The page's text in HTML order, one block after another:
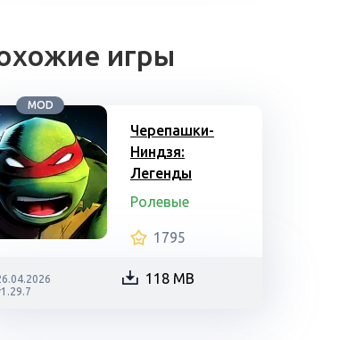
игры
MOD
Черепашки-
Ниндзя:
Легенды
Ролевые
1795
118 MB